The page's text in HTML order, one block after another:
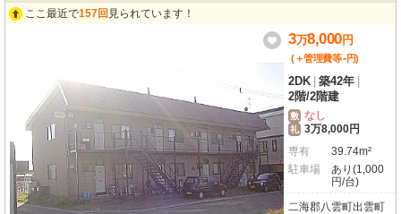
ています。無料でご利用いただける駐車場付きなのも嬉しいポイントですね。
周辺には「ラルズマート八雲店」や「セイコーマート八雲東雲店」が徒歩5分
圏内にあり、毎日のお買い物に困りません。「ファッションセンターしまむ
ら」や「ゲオ」も近く、お休みの日のお出かけも楽しめますよ。JR函館本線
抑えて新生活をスタートできるのも魅力的です。ぜひ一度ご覧ください。
ここ最近で157回 見られています！
3万8,000円
(＋管理費等-円)
2DK 築42年
2階/2階建
敷 なし
礼 3万8,000円
専有
39.74m²
駐車場
あり(1,000
円/台)
二海郡八雲町出雲町